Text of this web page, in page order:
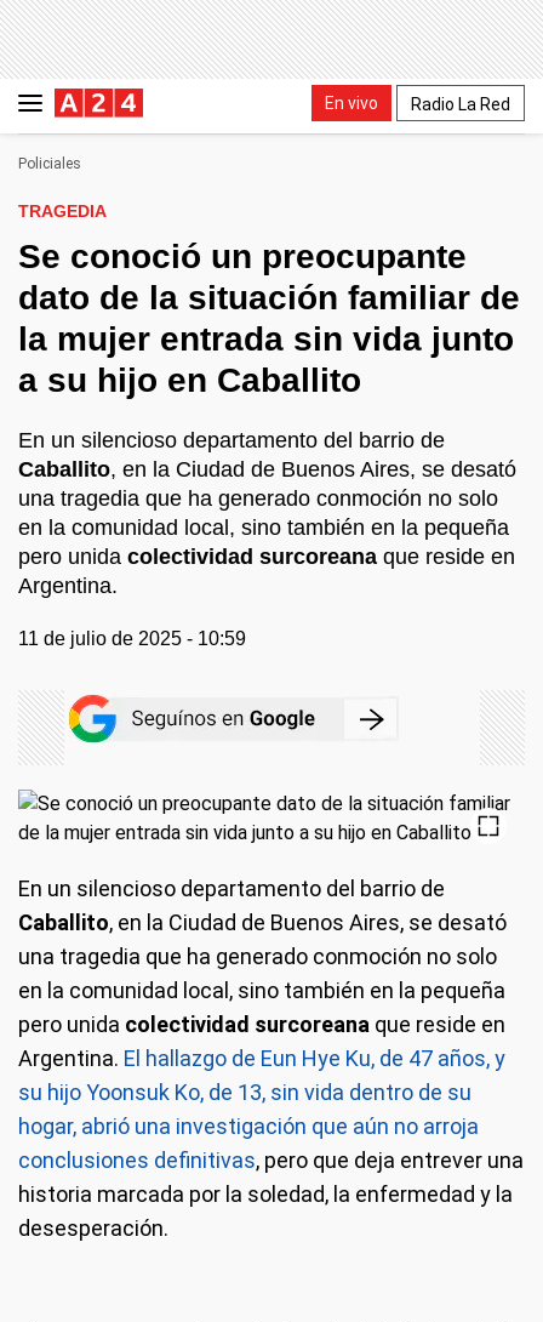
En vivo Radio La Red
Policiales
TRAGEDIA
Se conoció un preocupante
dato de la situación familiar de
la mujer entrada sin vida junto
a su hijo en Caballito
En un silencioso departamento del barrio de
Caballito, en la Ciudad de Buenos Aires, se desató
una tragedia que ha generado conmoción no solo
en la comunidad local, sino también en la pequeña
pero unida colectividad surcoreana que reside en
Argentina.
11 de julio de 2025 - 10:59
En un silencioso departamento del barrio de
Caballito, en la Ciudad de Buenos Aires, se desató
una tragedia que ha generado conmoción no solo
en la comunidad local, sino también en la pequeña
pero unida colectividad surcoreana que reside en
Argentina. El hallazgo de Eun Hye Ku, de 47 años, y
su hijo Yoonsuk Ko, de 13, sin vida dentro de su
hogar, abrió una investigación que aún no arroja
conclusiones definitivas, pero que deja entrever una
historia marcada por la soledad, la enfermedad y la
desesperación.